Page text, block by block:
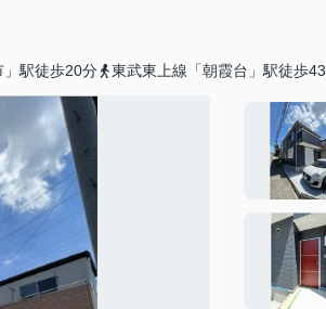
駅徒歩20分 東武東上線「朝霞台」駅徒歩